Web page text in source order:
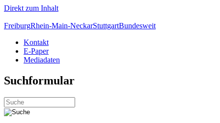
Direkt zum Inhalt
FreiburgRhein-Main-NeckarStuttgartBundesweit
Kontakt
E-Paper
Mediadaten
Suchformular